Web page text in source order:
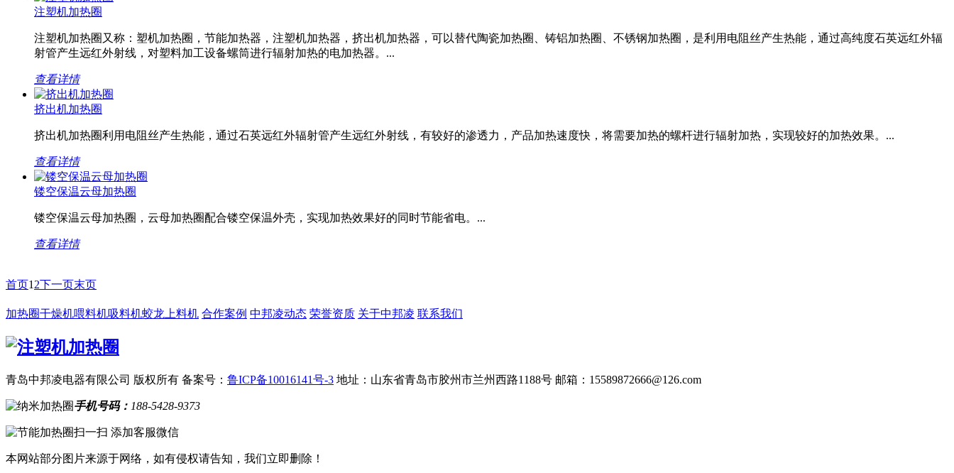
注塑机加热圈
注塑机加热圈又称：塑机加热圈，节能加热器，注塑机加热器，挤出机加热器，可以替代陶瓷加热圈、铸铝加热圈、不锈钢加热圈，是利用电阻丝产生热能，通过高纯度石英远红外辐
射管产生远红外射线，对塑料加工设备螺筒进行辐射加热的电加热器。...
查看详情
挤出机加热圈
挤出机加热圈利用电阻丝产生热能，通过石英远红外辐射管产生远红外射线，有较好的渗透力，产品加热速度快，将需要加热的螺杆进行辐射加热，实现较好的加热效果。...
查看详情
镂空保温云母加热圈
镂空保温云母加热圈，云母加热圈配合镂空保温外壳，实现加热效果好的同时节能省电。...
查看详情
首页1 2下一页末页
加热圈干燥机喂料机吸料机蛟龙上料机 合作案例 中邦凌动态 荣誉资质 关于中邦凌 联系我们
青岛中邦凌电器有限公司 版权所有 备案号： 鲁ICP备10016141号-3 地址：山东省青岛市胶州市兰州西路1188号 邮箱：15589872666@126.com
手机号码： 188-5428-9373
扫一扫 添加客服微信
本网站部分图片来源于网络，如有侵权请告知，我们立即删除！